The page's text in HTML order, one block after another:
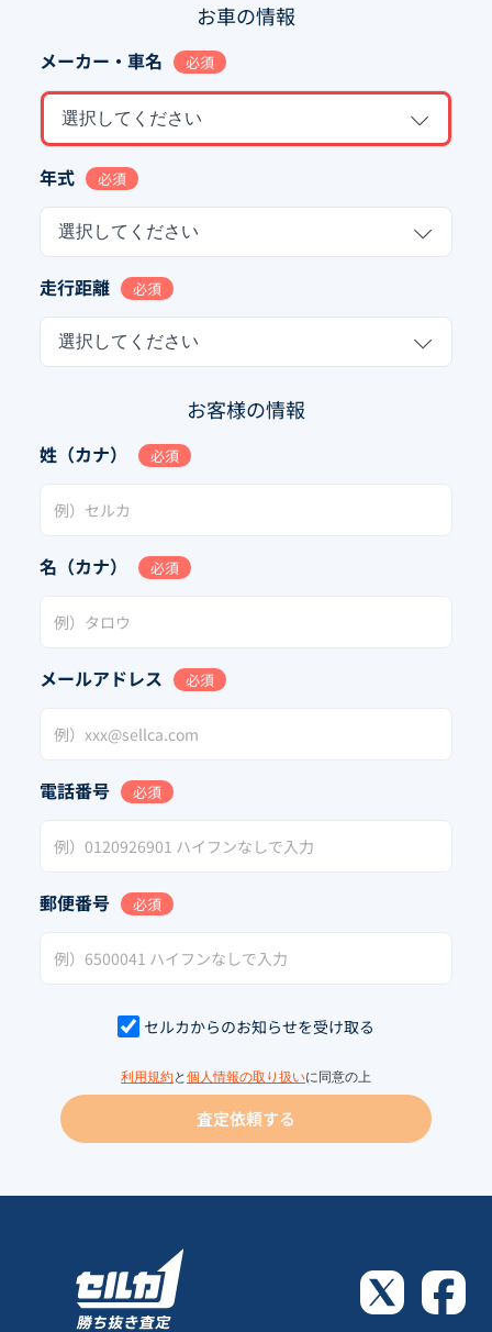
お車の情報
メーカー・車名 必須
選択してください
年式 必須
選択してください
走行距離 必須
選択してください
お客様の情報
姓（カナ） 必須
名（カナ） 必須
メールアドレス 必須
電話番号 必須
郵便番号 必須
セルカからのお知らせを受け取る
利用規約と 個人情報の取り扱いに同意の上
査定依頼する